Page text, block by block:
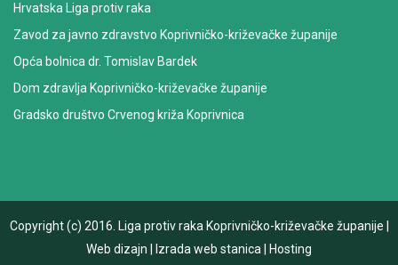
Hrvatska Liga protiv raka
Zavod za javno zdravstvo Koprivničko-križevačke županije
Opća bolnica dr. Tomislav Bardek
Dom zdravlja Koprivničko-križevačke županije
Gradsko društvo Crvenog križa Koprivnica
Copyright (c) 2016. Liga protiv raka Koprivničko-križevačke županije
Web dizajn
Izrada web stanica Hosting